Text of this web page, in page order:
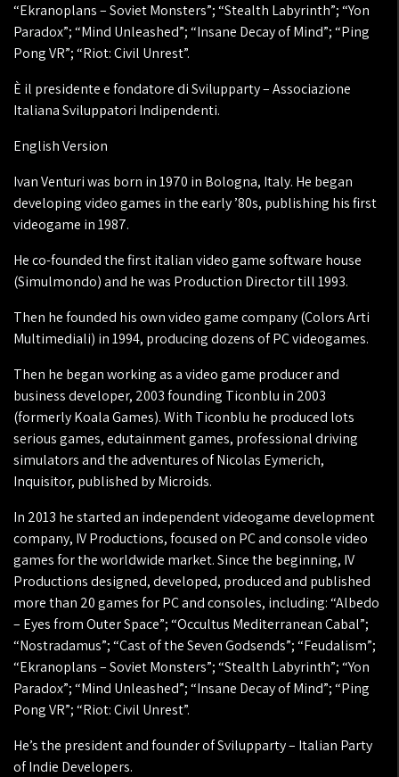
“Ekranoplans – Soviet Monsters”; “Stealth Labyrinth”; “Yon
Paradox”; “Mind Unleashed”; “Insane Decay of Mind”; “Ping
Pong VR”; “Riot: Civil Unrest”.
È il presidente e fondatore di Svilupparty – Associazione
Italiana Sviluppatori Indipendenti.
English Version
Ivan Venturi was born in 1970 in Bologna, Italy. He began
developing video games in the early ’80s, publishing his first
videogame in 1987.
He co-founded the first italian video game software house
(Simulmondo) and he was Production Director till 1993.
Then he founded his own video game company (Colors Arti
Multimediali) in 1994, producing dozens of PC videogames.
Then he began working as a video game producer and
business developer, 2003 founding Ticonblu in 2003
(formerly Koala Games). With Ticonblu he produced lots
serious games, edutainment games, professional driving
simulators and the adventures of Nicolas Eymerich,
Inquisitor, published by Microids.
In 2013 he started an independent videogame development
company, IV Productions, focused on PC and console video
games for the worldwide market. Since the beginning, IV
Productions designed, developed, produced and published
more than 20 games for PC and consoles, including: “Albedo
– Eyes from Outer Space”; “Occultus Mediterranean Cabal”;
“Nostradamus”; “Cast of the Seven Godsends”; “Feudalism”;
“Ekranoplans – Soviet Monsters”; “Stealth Labyrinth”; “Yon
Paradox”; “Mind Unleashed”; “Insane Decay of Mind”; “Ping
Pong VR”; “Riot: Civil Unrest”.
He’s the president and founder of Svilupparty – Italian Party
of Indie Developers.